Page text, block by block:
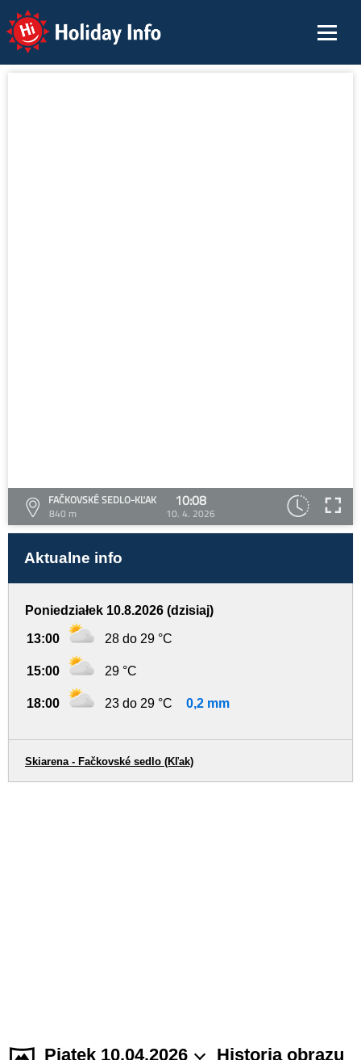
Holiday Info
FAČKOVSKÉ SEDLO-KĽAK
840 m
10:08
10. 4. 2026
Aktualne info
Poniedziałek 10.8.2026 (dzisiaj)
13:00 28 do 29 °C
15:00 29 °C
18:00 23 do 29 °C 0,2 mm
Skiarena - Fačkovské sedlo (Kľak)
Piątek 10.04.2026 Historia obrazu